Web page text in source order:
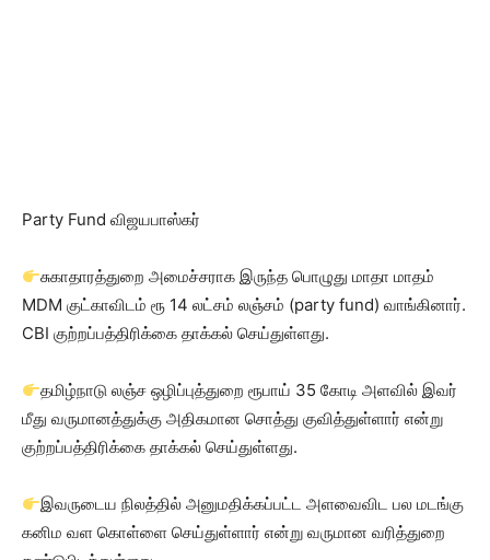
Party Fund விஜயபாஸ்கர்
சுகாதாரத்துறை அமைச்சராக இருந்த பொழுது மாதா மாதம்
MDM குட்காவிடம் ரூ 14 லட்சம் லஞ்சம் (party fund) வாங்கினார்.
CBI குற்றப்பத்திரிக்கை தாக்கல் செய்துள்ளது.
தமிழ்நாடு லஞ்ச ஒழிப்புத்துறை ரூபாய் 35 கோடி அளவில் இவர்
மீது வருமானத்துக்கு அதிகமான சொத்து குவித்துள்ளார் என்று
குற்றப்பத்திரிக்கை தாக்கல் செய்துள்ளது.
இவருடைய நிலத்தில் அனுமதிக்கப்பட்ட அளவைவிட பல மடங்கு
கனிம வள கொள்ளை செய்துள்ளார் என்று வருமான வரித்துறை